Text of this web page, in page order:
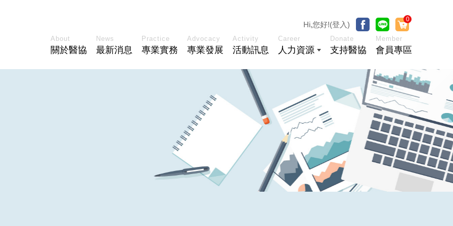
About
關於醫協
News
最新消息
Practice
專業實務
Advocacy
專業發展
Activity
活動訊息
Career
人力資源
Donate
支持醫協
Member
會員專區
Hi,您好!(登入)
0